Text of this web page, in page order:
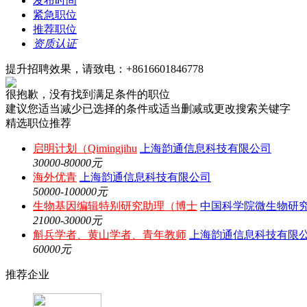
紧急职位
推荐职位
资质认证
提升招聘效果，请致电：+8616601846778
很抱歉，没有找到满足条件的职位
建议您适当减少已选择的条件或适当删减或更改搜索关键字
精选职位推荐
启明计划（Qimingjihu
上海韵通信息科技有限公司
30000-80000元
海外优青
上海韵通信息科技有限公司
50000-100000元
生物基因编辑特别研究助理（博士 中国科学院微生物研
21000-30000元
斛兵学者、黄山学者、青年教师
上海韵通信息科技有限
60000元
推荐企业